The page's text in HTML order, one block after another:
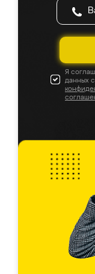
Я
данных